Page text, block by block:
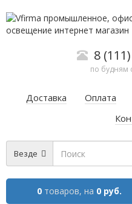
8
по будням
Доставка Оплата
Везде
0 товаров, на 0 руб.